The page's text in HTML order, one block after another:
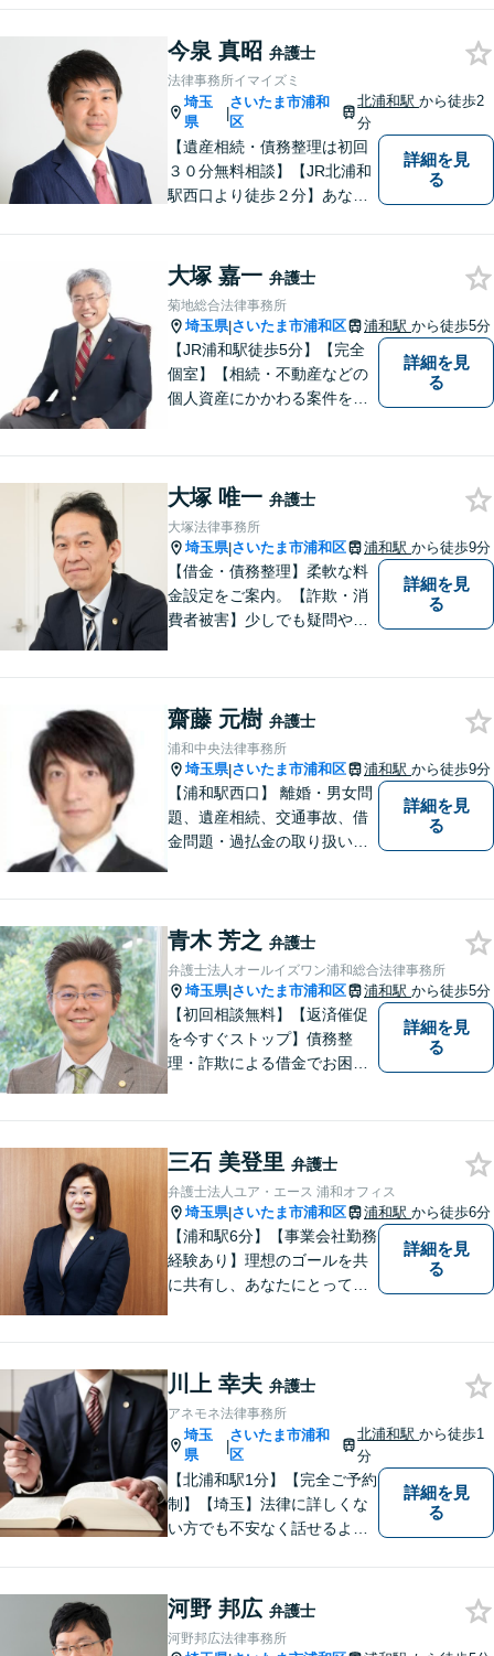
今泉 真昭 弁護士
法律事務所イマイズミ
埼玉
県
|
さいたま市浦和
区
北浦和駅から徒歩2
分
【遺産相続・債務整理は初回
３０分無料相談】【JR北浦和
駅西口より徒歩２分】あなた
の代わりに悩み、考え、解決
策をご提案します。
詳細を見
る
大塚 嘉一 弁護士
菊地総合法律事務所
埼玉県|さいたま市浦和区 浦和駅 から徒歩5分
【JR浦和駅徒歩5分】【完全
個室】【相続・不動産などの
個人資産にかかわる案件を多
お気軽にご相談ください。
詳細を見
る
大塚 唯一 弁護士
大塚法律事務所
埼玉県|さいたま市浦和区 浦和駅 から徒歩9分
【借金・債務整理】柔軟な料
金設定をご案内。【詐欺・消
費者被害】少しでも疑問や不
【刑事事件】スピーディーな
接見を重視！少年事件は子ど
もたちの将来を見据えてサポ
ート。
詳細を見
る
齋藤 元樹 弁護士
浦和中央法律事務所
埼玉県|さいたま市浦和区 浦和駅 から徒歩9分
【浦和駅西口】 離婚・男女問
題、遺産相続、交通事故、借
金問題・過払金の取り扱いが
い合わせ下さい！
詳細を見
る
青木 芳之 弁護士
弁護士法人オールイズワン浦和総合法律事務所
埼玉県|さいたま市浦和区 浦和駅 から徒歩5分
【初回相談無料】【返済催促
を今すぐストップ】債務整
理・詐欺による借金でお困り
駅5分】【プライバシー配慮】
【平日22時・土日祝20時ま
で】【弁護士歴10年以上】
詳細を見
る
三石 美登里 弁護士
弁護士法人ユア・エース 浦和オフィス
埼玉県|さいたま市浦和区 浦和駅 から徒歩6分
【浦和駅6分】【事業会社勤務
経験あり】理想のゴールを共
に共有し、あなたにとって最
士。まずはお気軽にご相談く
ださい。【電話・メール相談
OK】
詳細を見
る
川上 幸夫 弁護士
アネモネ法律事務所
埼玉
県
|
さいたま市浦和
区
北浦和駅から徒歩1
分
【北浦和駅1分】【完全ご予約
制】【埼玉】法律に詳しくな
い方でも不安なく話せるよ
く感じがちな法律問題も、少
しずつ一緒に整理していきま
しょう。
詳細を見
る
河野 邦広 弁護士
河野邦広法律事務所